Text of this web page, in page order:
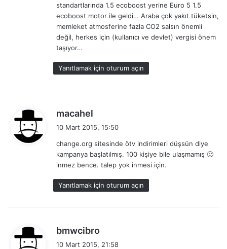
standartlarında 1.5 ecoboost yerine Euro 5 1.5
ecoboost motor ile geldi… Araba çok yakıt tüketsin,
memleket atmosferine fazla CO2 salsın önemli
değil, herkes için (kullanıcı ve devlet) vergisi önem
taşıyor…
Yanıtlamak için oturum açın
macahel
i
k
i
:
10 Mart 2015, 15:50
change.org sitesinde ötv indirimleri düşsün diye
kampanya başlatılmış. 100 kişiye bile ulaşmamış 🙂
inmez bence. talep yok inmesi için.
Yanıtlamak için oturum açın
bmwcibro
10 Mart 2015, 21:58